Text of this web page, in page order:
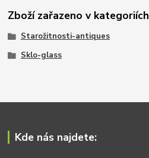
Zboží zařazeno v kategoriích
Starožitnosti-antiques
Sklo-glass
Kde nás najdete: